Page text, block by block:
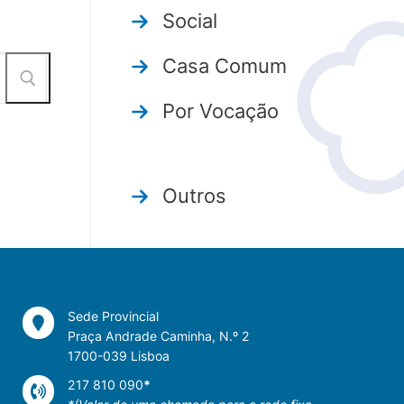
Social
Casa Comum
Por Vocação
Outros
Sede Provincial
Praça Andrade Caminha, N.º 2
1700-039 Lisboa
217 810 090*